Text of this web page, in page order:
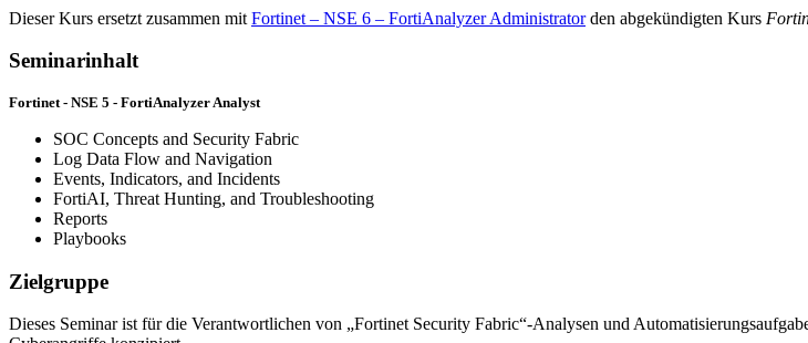
Dieser Kurs ersetzt zusammen mit Fortinet – NSE 6 – FortiAnalyzer Administratorden abgekündigten Kurs
Seminarinhalt
Fortinet - NSE 5 - FortiAnalyzer Analyst
SOC Concepts and Security Fabric
Log Data Flow and Navigation
Events, Indicators, and Incidents
FortiAI, Threat Hunting, and Troubleshooting
Reports
Playbooks
Zielgruppe
Dieses Seminar ist für die Verantwortlichen von „Fortinet Security Fabric“-Analysen und